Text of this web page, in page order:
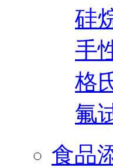
硅
手
格
氟
食品